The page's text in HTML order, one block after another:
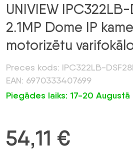
UNIVIEW
2.1MP Dome IP
motorizētu
Preces kods: IPC322LB-
EAN: 6970333407699
Piegādes laiks: 17-20 Augustā
54,11 €